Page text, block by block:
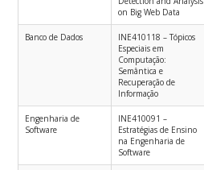
on Big Web Data
Banco de Dados
INE410118 – Tópicos
Especiais em
Computação:
Semântica e
Recuperação de
Informação
Engenharia de
Software
INE410091 –
Estratégias de Ensino
na Engenharia de
Software